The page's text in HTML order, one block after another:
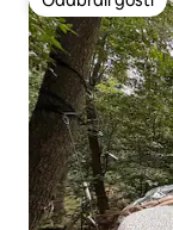
Odabrali gosti